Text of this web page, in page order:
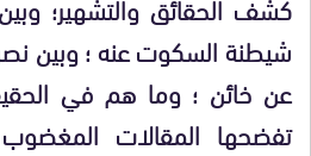
شيطنة السكوت عنه ؛ وبين
عن خائن ؛ وما هم في
تفضحها المقالات